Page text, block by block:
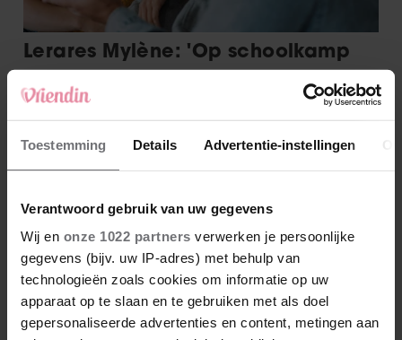
Toestemming Details Advertentie-instellingen
Verantwoord gebruik van uw gegevens
Wij en onze 1022 partners verwerken je persoonlijke
gegevens (bijv. uw IP-adres) met behulp van
technologieën zoals cookies om informatie op uw
apparaat op te slaan en te gebruiken met als doel
gepersonaliseerde advertenties en content, metingen aan